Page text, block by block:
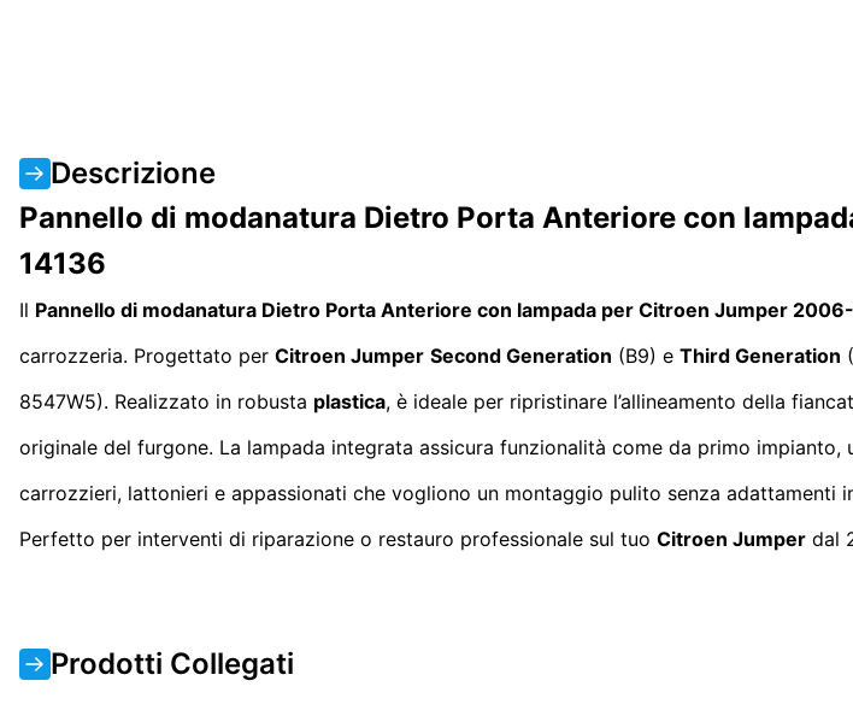
Descrizione
Pannello di modanatura Dietro Porta Anteriore con
14136
Il Pannello di modanatura Dietro Porta Anteriore con lampada per Citroen Jumper
carrozzeria. Progettato per Citroen Jumper Second Generation (B9) e Third Generation
8547W5). Realizzato in robusta plastica, è ideale per ripristinare l’allineamento della
originale del furgone. La lampada integrata assicura funzionalità come da primo impianto,
carrozzieri, lattonieri e appassionati che vogliono un montaggio pulito senza
Perfetto per interventi di riparazione o restauro professionale sul tuo Citroen Jumper dal
Prodotti Collegati